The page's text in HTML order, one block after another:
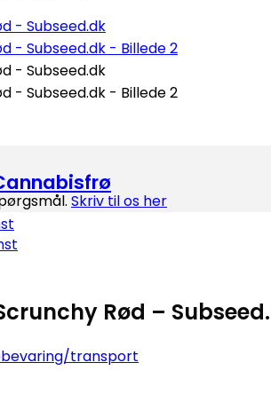
Skriv til os her
Rød –
transport